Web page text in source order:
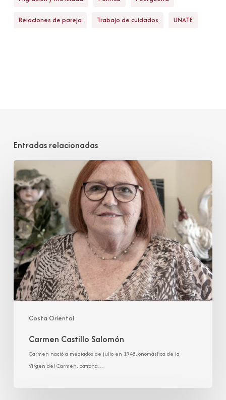
Relaciones de pareja Trabajo de cuidados UNATE
Entradas relacionadas
Costa Oriental
Carmen
Castillo
Salomón
Carmen Castillo Salomón
Carmen nació a mediados de julio en 1948, onomástica de la
Virgen del Carmen, patrona…